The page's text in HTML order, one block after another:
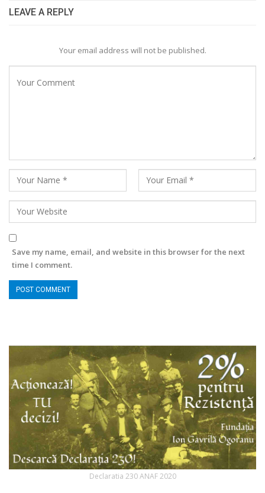
LEAVE A REPLY
Your email address will not be published.
Save my name, email, and website in this browser for the next
time I comment.
Declaratia 230 ANAF 2020